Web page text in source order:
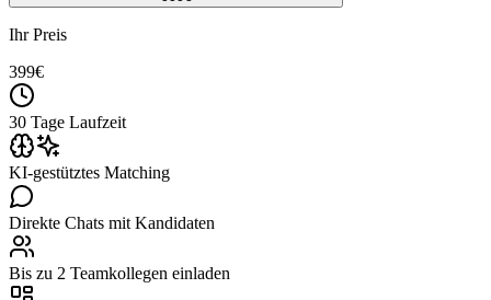
Ihr Preis
399€
30 Tage Laufzeit
KI-gestütztes Matching
Direkte Chats mit Kandidaten
Bis zu 2 Teamkollegen einladen